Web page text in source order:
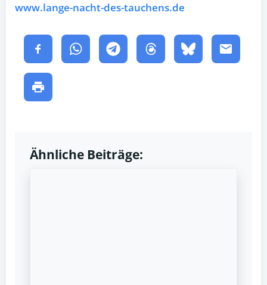
www.lange-nacht-des-tauchens.de
Ähnliche Beiträge: